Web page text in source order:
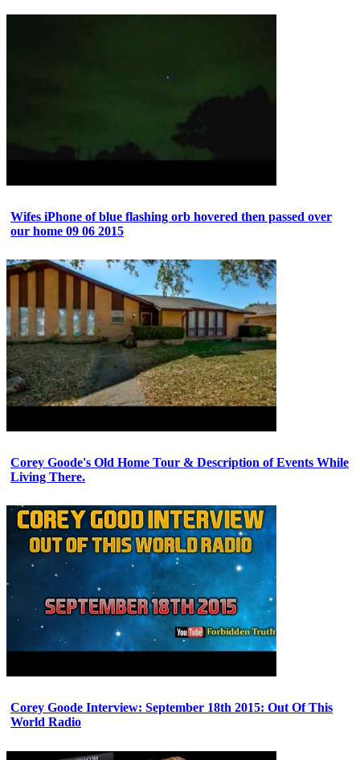
Wifes iPhone of blue flashing orb hovered then passed over
our home 09 06 2015
Corey Goode's Old Home Tour & Description of Events While
Living There.
Corey Goode Interview: September 18th 2015: Out Of This
World Radio